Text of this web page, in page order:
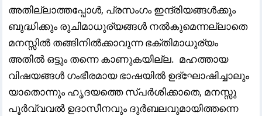
അതില്ലാത്തപ്പോൾ, പ്രസംഗം ഇന്ദ്രിയങ്ങൾക്കും
ബുദ്ധിക്കും രുചിമാധുര്യങ്ങൾ നൽകുമെന്നല്ലാതെ
മനസ്സിൽ തങ്ങിനിൽക്കാവുന്ന ഭക്തിമാധുര്യം
അതിൽ ഒട്ടും തന്നെ കാണുകയില്ല. മഹത്തായ
വിഷയങ്ങൾ ഗംഭീരമായ ഭാഷയിൽ ഉദ്ഘോഷിച്ചാലും
യാതൊന്നും ഹൃദയത്തെ സ്പർശിക്കാതെ, മനസ്സു
പൂർവ്വവൽ ഉദാസീനവും ദുർബലവുമായിത്തന്നെ